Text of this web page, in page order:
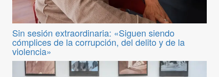
Sin sesión extraordinaria: «Siguen siendo
cómplices de la corrupción, del delito y de la
violencia»